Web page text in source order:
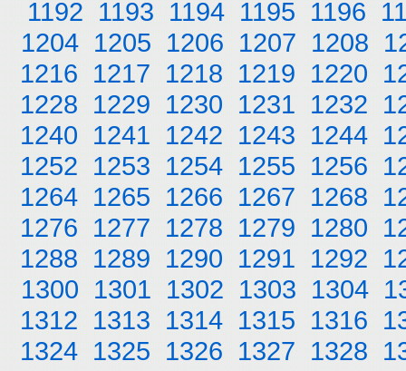
1192 1193 1194 1195 1196
1204 1205 1206 1207 1208
1216 1217 1218 1219 1220
1228 1229 1230 1231 1232
1240 1241 1242 1243 1244
1252 1253 1254 1255 1256
1264 1265 1266 1267 1268
1276 1277 1278 1279 1280
1288 1289 1290 1291 1292
1300 1301 1302 1303 1304
1312 1313 1314 1315 1316
1324 1325 1326 1327 1328